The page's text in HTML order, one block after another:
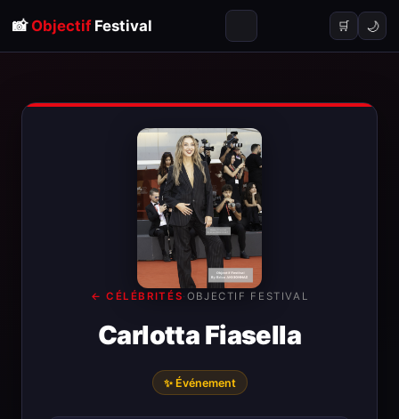
📸 ObjectifFestival 🛒 🌙
← CÉLÉBRITÉS· OBJECTIF FESTIVAL
Carlotta Fiasella
✨ Événement